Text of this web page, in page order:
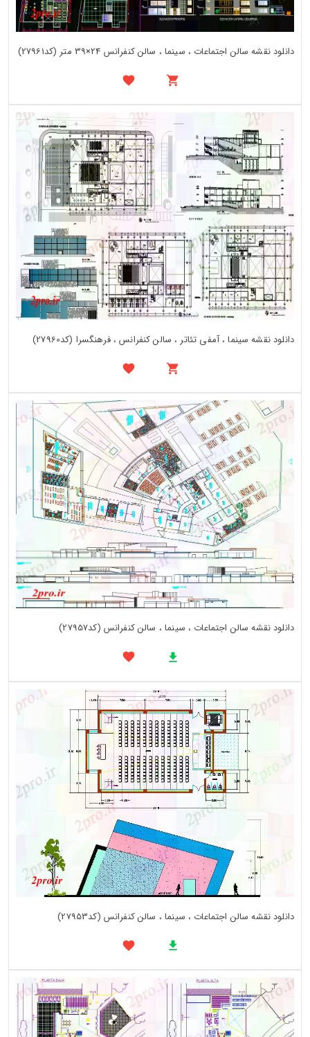
دانلود نقشه سالن اجتماعات ، سینما ، سالن کنفرانس 24×39 متر (کد27961)
دانلود نقشه سینما ، آمفی تئاتر ، سالن کنفرانس ، فرهنگسرا (کد27960)
دانلود نقشه سالن اجتماعات ، سینما ، سالن کنفرانس (کد27957)
دانلود نقشه سالن اجتماعات ، سینما ، سالن کنفرانس (کد27953)